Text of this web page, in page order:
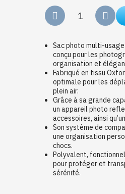
Sac photo multi-
conçu pour les
organisation et
Fabriqué en tissu
optimale pour les
plein air.
Grâce à sa grande
un appareil photo
accessoires, ainsi
Son système de
une organisation
chocs.
Polyvalent,
pour protéger et
sérénité.